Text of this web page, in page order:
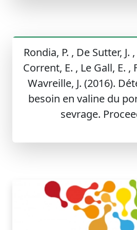
Rondia, P. , De Sutter, J.
Corrent, E. , Le Gall, E.
Wavreille, J. (2016).
besoin en valine du
sevrage.